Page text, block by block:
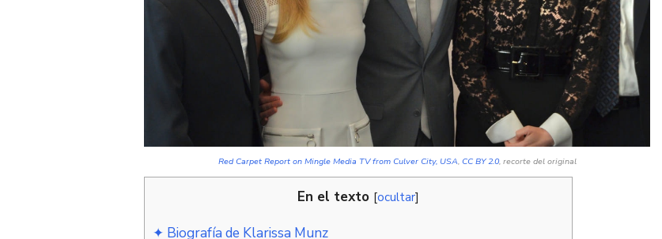
Red Carpet Report on Mingle Media TV from Culver City, USA, CC BY 2.0, recorte del original
En el texto [ocultar]
✦ Biografía de Klarissa Munz